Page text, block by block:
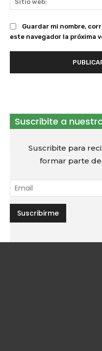
Guardar mi nombre,
este navegador la próxima
Suscribite a
Suscribite para
formar parte